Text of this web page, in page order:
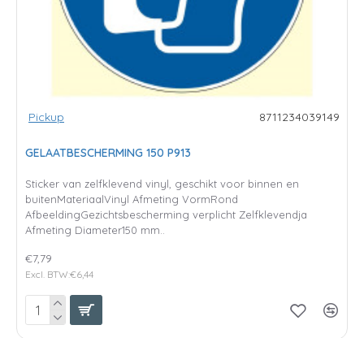
Pickup 8711234039149
GELAATBESCHERMING 150 P913
Sticker van zelfklevend vinyl, geschikt voor binnen en
buitenMateriaalVinyl Afmeting VormRond
AfbeeldingGezichtsbescherming verplicht Zelfklevendja
Afmeting Diameter150 mm..
€7,79
Excl. BTW:€6,44